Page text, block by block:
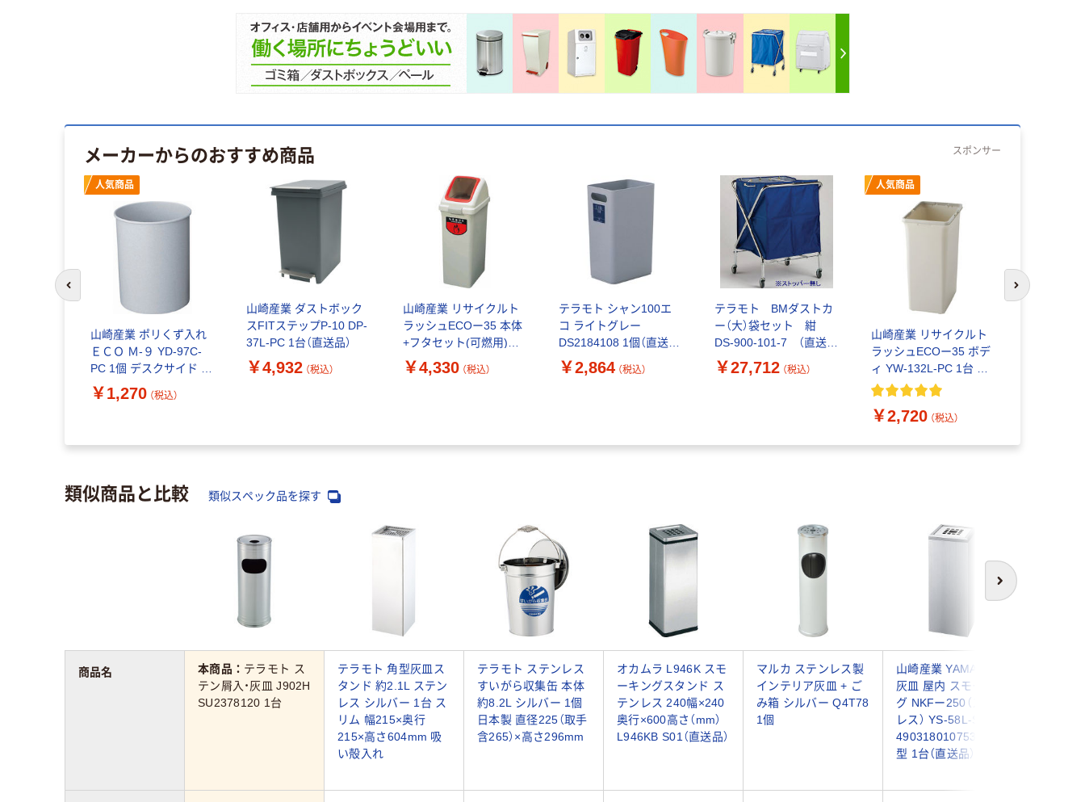
メーカーからのおすすめ商品 スポンサー
人気商品
山崎産業 ポリくず入れ
ＥＣＯ Ｍ-９ YD-97C-
PC 1個 デスクサイド 屋
内用丸型ごみ箱 オフィ
ス ホテル スリム 日本製
￥1,270 （税込）
山崎産業 ダストボック
スFITステップP-10 DP-
37L-PC 1台（直送品）
￥4,932 （税込）
山崎産業 リサイクルト
ラッシュECOー35 本体
+フタセット(可燃用)レ
ッド 1台(本体フタセッ
ト)
￥4,330 （税込）
テラモト シャン100エ
コ ライトグレー
DS2184108 1個（直送
品）
￥2,864 （税込）
テラモト BMダストカ
ー（大）袋セット 紺
DS-900-101-7 （直送
品）
￥27,712 （税込）
人気商品
山崎産業 リサイクルト
ラッシュECOー35 ボデ
ィ YW-132L-PC 1台 フ
タ別売り 分別ゴミ箱
さ550mm
￥2,720 （税込）
前のスライドへ 次のスライド
類似商品と比較 類似スペック品を探す
次へ
本商品： テラモト ス
テン屑入・灰皿 J902H
SU2378120 1台
テラモト 角型灰皿ス
タンド 約2.1L ステン
レス シルバー 1台 ス
リム 幅215×奥行
215×高さ604mm 吸
い殻入れ
テラモト ステンレス
すいがら収集缶 本体
約8.2L シルバー 1個
日本製 直径225（取手
含265）×高さ296mm
オカムラ L946K スモ
ーキングスタンド ス
テンレス 240幅×240
奥行×600高さ（mm）
L946KB S01（直送品）
マルカ ステンレス製
インテリア灰皿 + ご
み箱 シルバー Q4T78
1個
山崎産業 YAMAZAKI
灰皿 屋内 スモーキン
グ NKFー250（ステン
レス） YS-58L-SA
4903180107537 角
型 1台（直送品）
商品名